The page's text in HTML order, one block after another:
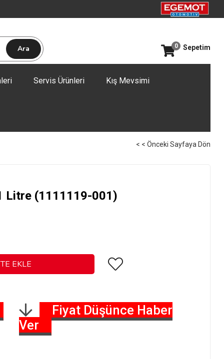
Sepetim
0
Servis Ürünleri Kış Mevsimi
< < Önceki Sayfaya Dön
Litre (1111119-001)
Fiyat Düşünce Haber
Ver